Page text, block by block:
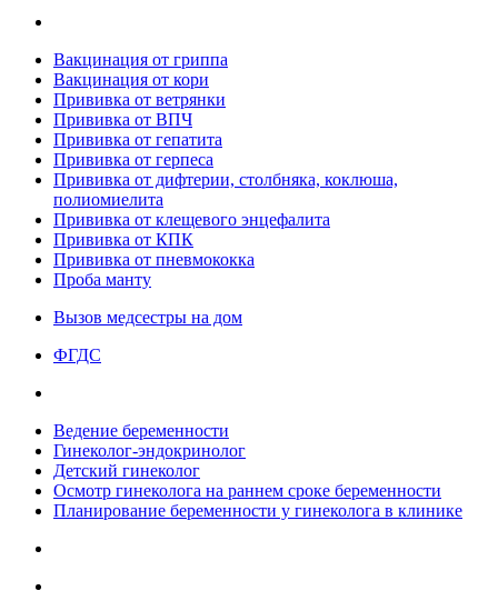
Вакцинация от гриппа
Вакцинация от кори
Прививка от ветрянки
Прививка от ВПЧ
Прививка от гепатита
Прививка от герпеса
Прививка от дифтерии, столбняка, коклюша,
полиомиелита
Прививка от клещевого энцефалита
Прививка от КПК
Прививка от пневмококка
Проба манту
Вызов медсестры на дом
ФГДС
Ведение беременности
Гинеколог-эндокринолог
Детский гинеколог
Осмотр гинеколога на раннем сроке беременности
Планирование беременности у гинеколога в клинике